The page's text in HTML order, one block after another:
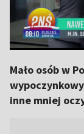
Mało osób w
inne mniej